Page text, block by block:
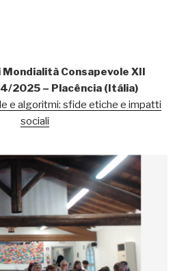
Consapevole XII
2025 – Placência (Itália)
e algoritmi: sfide etiche e impatti
sociali